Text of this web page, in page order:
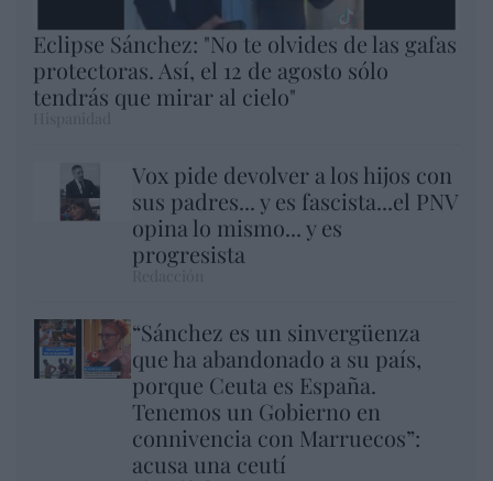
Eclipse Sánchez: "No te olvides de las gafas
protectoras. Así, el 12 de agosto sólo
tendrás que mirar al cielo"
Vox pide devolver a los hijos con
sus padres... y es fascista...el PNV
opina lo mismo... y es
progresista
“Sánchez es un sinvergüenza
que ha abandonado a su país,
porque Ceuta es España.
Tenemos un Gobierno en
connivencia con Marruecos”:
acusa una ceutí